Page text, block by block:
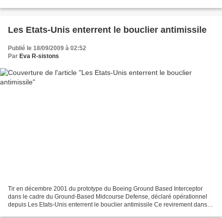
Les Etats-Unis enterrent le bouclier antimissile
Publié le 18/09/2009 à 02:52
Par Eva R-sistons
Tir en décembre 2001 du prototype du Boeing Ground Based Interceptor
dans le cadre du Ground-Based Midcourse Defense, déclaré opérationnel
depuis Les Etats-Unis enterrent le bouclier antimissile Ce revirement dans